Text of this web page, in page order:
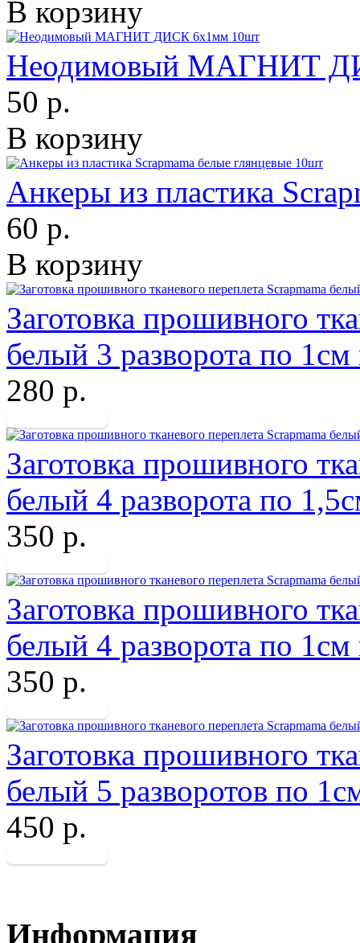
В корзину
Неодимовый МАГНИТ
50 р.
В корзину
Анкеры из пластика
60 р.
В корзину
Заготовка прошивного
белый 3 разворота по
280 р.
Заготовка прошивного
белый 4 разворота по
350 р.
Заготовка прошивного
белый 4 разворота по
350 р.
Заготовка прошивного
белый 5 разворотов по
450 р.
Информация